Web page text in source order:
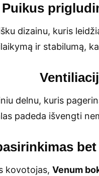
Puikus
dizainu, kuris
ir stabilumą,
delnu, kuris
padeda išvengti
kovotojas, Venum